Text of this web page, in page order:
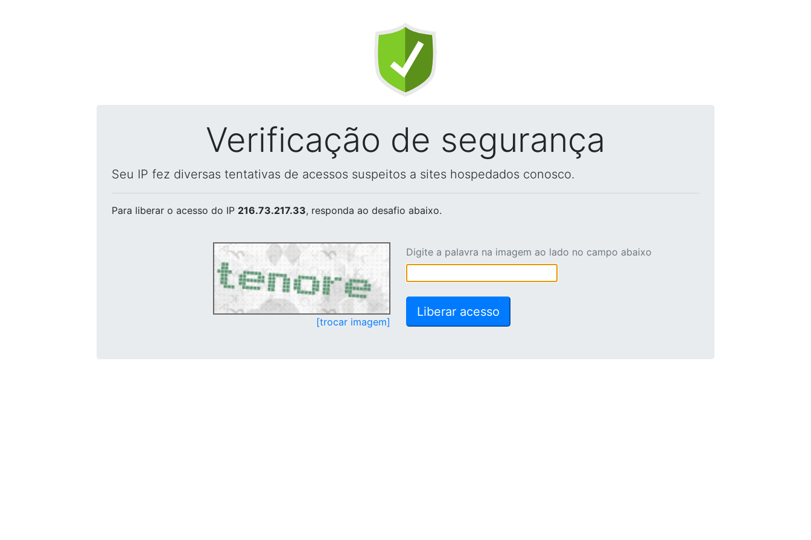
Verificação de segurança
Seu IP fez diversas tentativas de acessos suspeitos a sites hospedados conosco.
Para liberar o acesso do IP 216.73.217.33, responda ao desafio abaixo.
[trocar imagem]
Digite a palavra na imagem ao lado no campo abaixo